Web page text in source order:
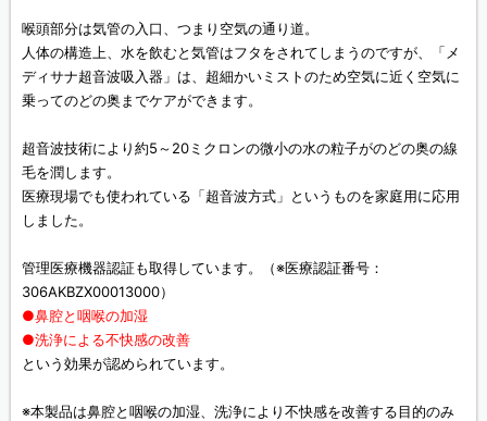
喉頭部分は気管の入口、つまり空気の通り道。
人体の構造上、水を飲むと気管はフタをされてしまうのですが、「メ
ディサナ超音波吸入器」は、超細かいミストのため空気に近く空気に
乗ってのどの奥までケアができます。
超音波技術により約5～20ミクロンの微小の水の粒子がのどの奥の線
毛を潤します。
医療現場でも使われている「超音波方式」というものを家庭用に応用
しました。
管理医療機器認証も取得しています。（※医療認証番号：
306AKBZX00013000）
●鼻腔と咽喉の加湿
●洗浄による不快感の改善
という効果が認められています。
※本製品は鼻腔と咽喉の加湿、洗浄により不快感を改善する目的のみ